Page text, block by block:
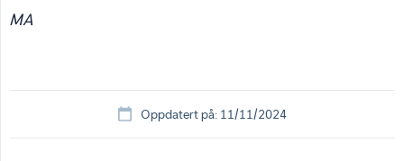
MA
Oppdatert på: 11/11/2024